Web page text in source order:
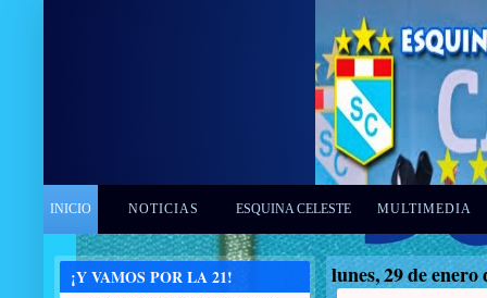
INICIO NOTICIAS ESQUINA CELESTE MULTIMEDIA
lunes, 29 de enero
¡Y VAMOS POR LA 21!